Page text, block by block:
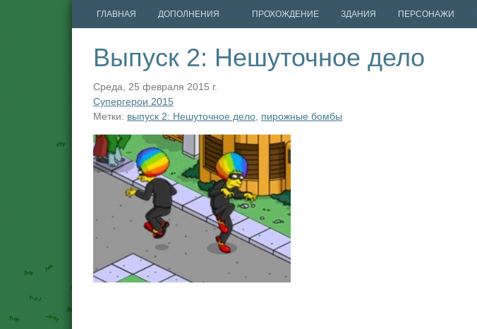
ГЛАВНАЯ ДОПОЛНЕНИЯ ПРОХОЖДЕНИЕ ЗДАНИЯ ПЕРСОНАЖИ
Выпуск 2: Нешуточное дело
Среда, 25 февраля 2015 г.
Супергерои 2015
Метки: выпуск 2: Нешуточное дело пирожные бомбы